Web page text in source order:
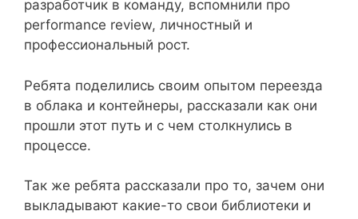
разработчик в команду, вспомнили про
performance review, личностный и
профессиональный рост.
Ребята поделились своим опытом переезда
в облака и контейнеры, рассказали как они
прошли этот путь и с чем столкнулись в
процессе.
Так же ребята рассказали про то, зачем они
выкладывают какие-то свои библиотеки и